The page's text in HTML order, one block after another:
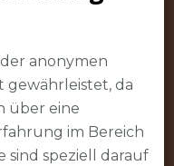
anonymen
gewährleistet, da
über eine
im Bereich
sind speziell darauf